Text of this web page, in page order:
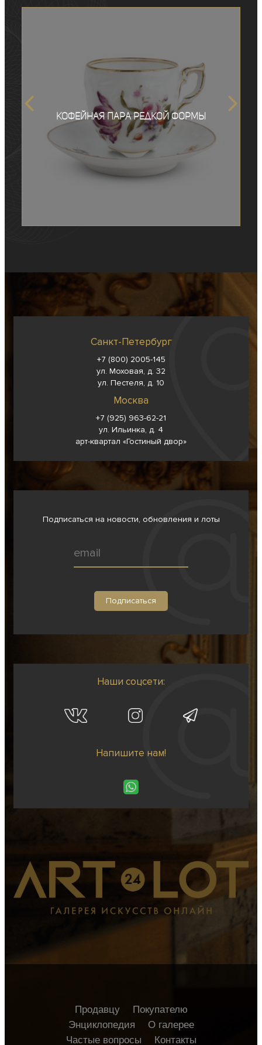
Кофейная пара редкой формы
Санкт-Петербург
+7 (800) 2005-145
ул. Моховая, д. 32
ул. Пестеля, д. 10
Москва
+7 (925) 963-62-21
ул. Ильинка, д. 4
арт-квартал «Гостиный двор»
Подписаться на новости, обновления и лоты
Наши соцсети:
Напишите нам!
Продавцу
Покупателю
Энциклопедия
О галерее
Частые вопросы
Контакты